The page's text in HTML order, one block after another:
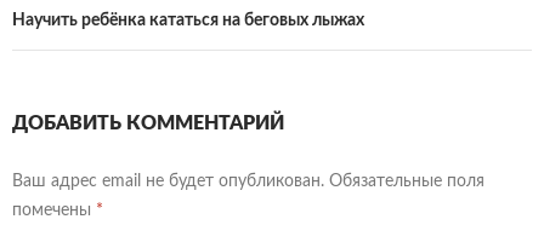
Научить ребёнка кататься на беговых лыжах
ДОБАВИТЬ КОММЕНТАРИЙ
Ваш адрес email не будет опубликован. Обязательные поля
помечены *